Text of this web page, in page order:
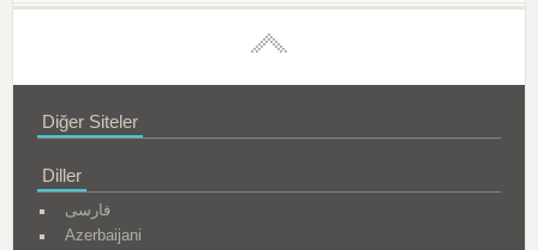
Diğer Siteler
Diller
فارسی
Azerbaijani